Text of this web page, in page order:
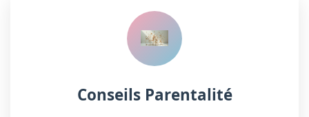
Conseils Parentalité